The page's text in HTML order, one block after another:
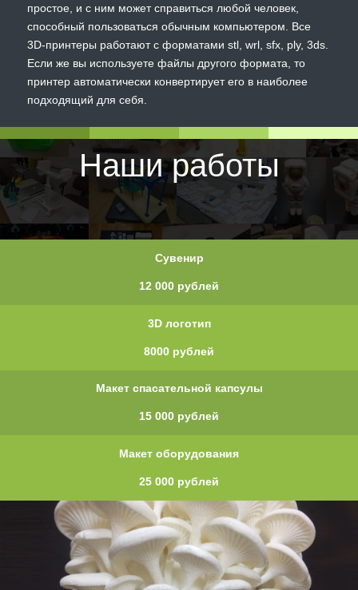
простое, и с ним может справиться любой человек,
способный пользоваться обычным компьютером. Все
3D-принтеры работают с форматами stl, wrl, sfx, ply, 3ds.
Если же вы используете файлы другого формата, то
принтер автоматически конвертирует его в наиболее
подходящий для себя.
Наши работы
Сувенир
12 000 рублей
3D логотип
8000 рублей
Макет спасательной капсулы
15 000 рублей
Макет оборудования
25 000 рублей